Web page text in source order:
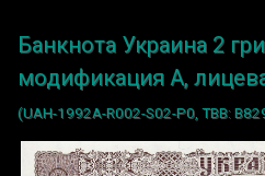
Банкнота Украина 2
модификация A,
(UAH-1992A-R002-S02-P0, TBB: